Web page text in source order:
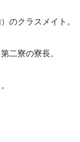
のクラスメイト。
二寮の寮長。